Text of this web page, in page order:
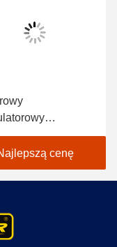
samochód
48V Mini Club 4
samochód
cenę